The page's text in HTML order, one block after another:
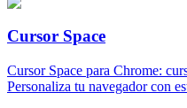
Cursor Space
Cursor Space para Chrome:
Personaliza tu navegador con